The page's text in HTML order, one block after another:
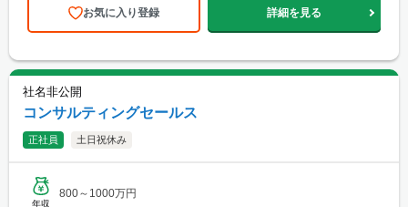
お気に入り登録 詳細を見る
社名非公開
コンサルティングセールス
正社員 土日祝休み
年収
800～1000万円